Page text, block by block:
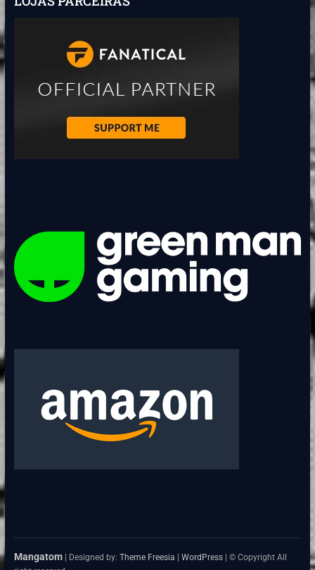
Mangatom| Designed by: Theme Freesia WordPress| © Copyright All